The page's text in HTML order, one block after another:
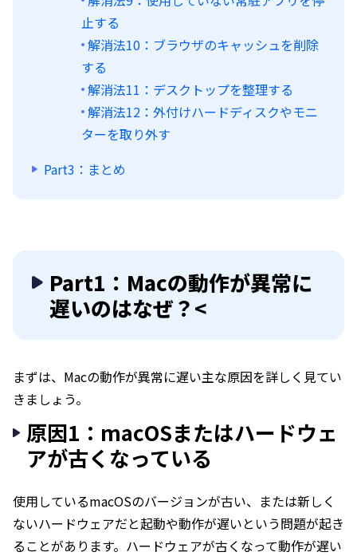
止する
解消法10：ブラウザのキャッシュを削除
する
解消法11：デスクトップを整理する
解消法12：外付けハードディスクやモニ
ターを取り外す
Part3：まとめ
Part1：Macの動作が異常に
遅いのはなぜ？<
まずは、Macの動作が異常に遅い主な原因を詳しく見てい
きましょう。
原因1：macOSまたはハードウェ
アが古くなっている
使用しているmacOSのバージョンが古い、または新しく
ないハードウェアだと起動や動作が遅いという問題が起き
ることがあります。ハードウェアが古くなって動作が遅い